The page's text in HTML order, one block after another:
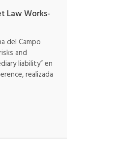
Law Works-
del Campo
and
liability” en
realizada